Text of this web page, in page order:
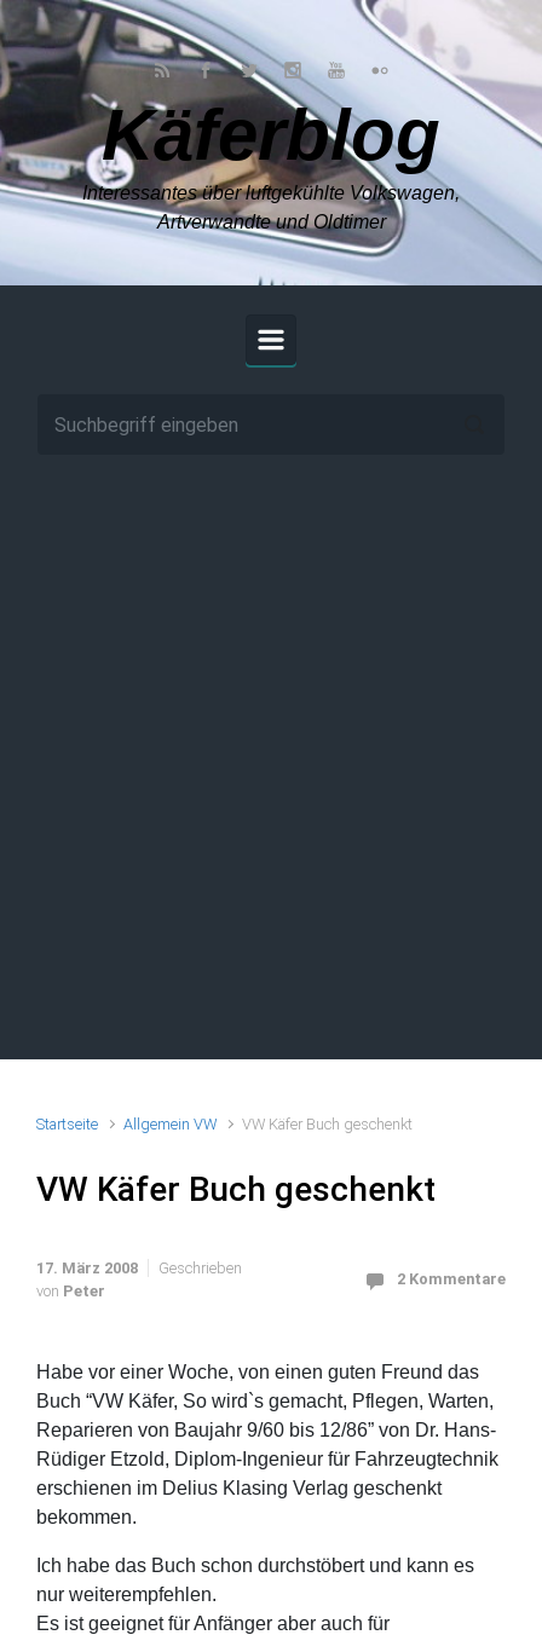
Zum Hauptinhalt springen
Käferblog
Interessantes über luftgekühlte Volkswagen,
Artverwandte und Oldtimer
Startseite Allgemein VW VW Käfer Buch geschenkt
VW Käfer Buch geschenkt
17. März 2008
Geschrieben
von Peter
2 Kommentare
Habe vor einer Woche, von einen guten Freund das
Buch “VW Käfer, So wird`s gemacht, Pflegen, Warten,
Reparieren von Baujahr 9/60 bis 12/86” von Dr. Hans-
Rüdiger Etzold, Diplom-Ingenieur für Fahrzeugtechnik
erschienen im Delius Klasing Verlag geschenkt
bekommen.
Ich habe das Buch schon durchstöbert und kann es
nur weiterempfehlen.
Es ist geeignet für Anfänger aber auch für